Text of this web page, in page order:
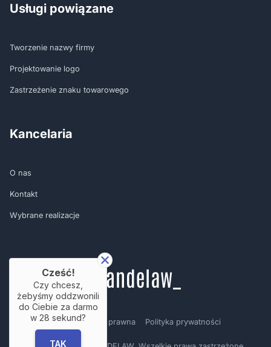
Usługi powiązane
Tworzenie nazwy firmy
Projektowanie logo
Zastrzeżenie znaku towarowego
Kancelaria
O nas
Kontakt
Wybrane realizacje
Regulamin Nota prawna Polityka prywatności
Cześć!
Czy chcesz,
żebyśmy oddzwonili
do Ciebie za darmo
w 28 sekund?
TAK